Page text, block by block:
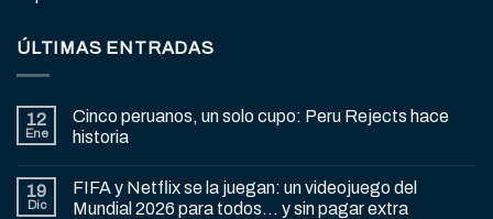
ÚLTIMAS ENTRADAS
12
Ene
Cinco peruanos, un solo cupo: Peru Rejects hace
historia
19
Dic
FIFA y Netflix se la juegan: un videojuego del
Mundial 2026 para todos… y sin pagar extra